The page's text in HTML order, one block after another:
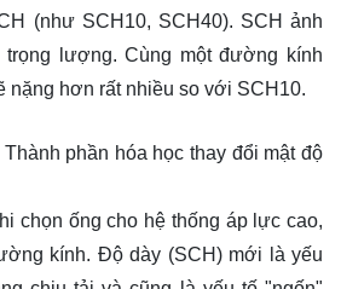
(như SCH10, SCH40). SCH ảnh
lượng. Cùng một đường kính
nặng hơn rất nhiều so với SCH10.
phần hóa học thay đổi mật độ
chọn ống cho hệ thống áp lực cao,
kính. Độ dày (SCH) mới là yếu